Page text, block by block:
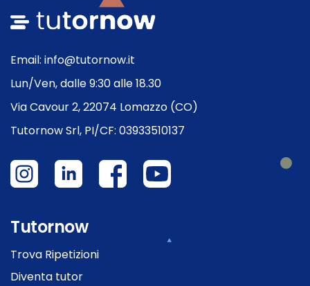
Email: info@tutornow.it
Lun/Ven, dalle 9:30 alle 18.30
Via Cavour 2, 22074 Lomazzo (CO)
Tutornow Srl, PI/CF: 03933510137
Tutornow
Trova Ripetizioni
Diventa tutor